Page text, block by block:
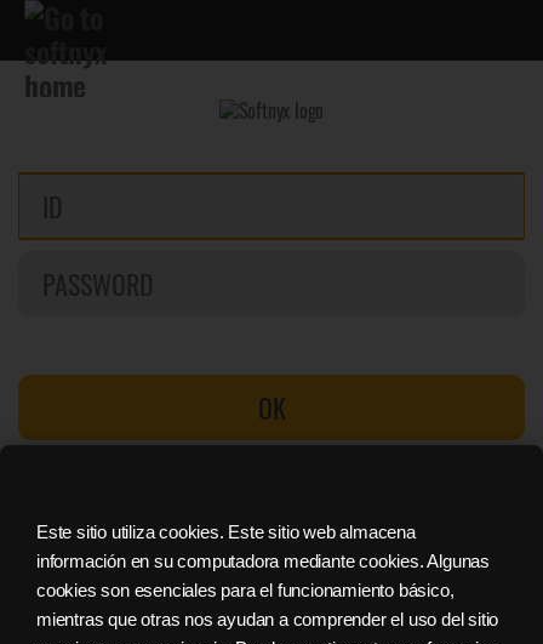
Este sitio utiliza cookies. Este sitio web almacena
información en su computadora mediante cookies. Algunas
cookies son esenciales para el funcionamiento básico,
mientras que otras nos ayudan a comprender el uso del sitio
OK
Sign in with Facebook